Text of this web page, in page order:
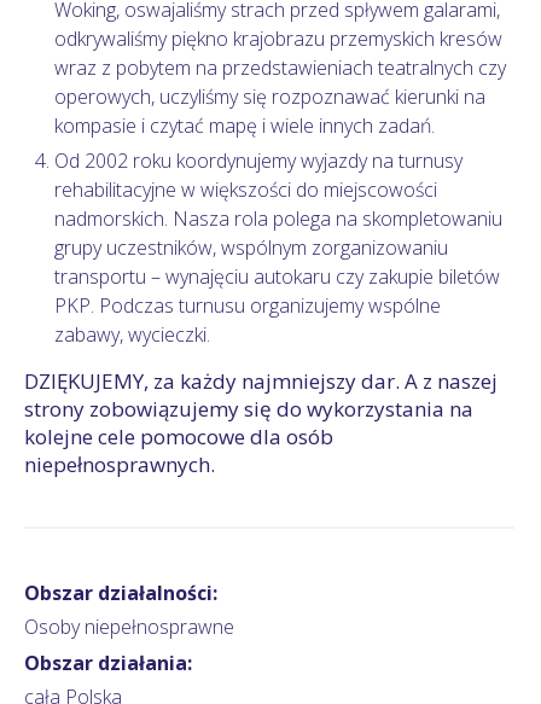
Woking, oswajaliśmy strach przed spływem galarami,
odkrywaliśmy piękno krajobrazu przemyskich kresów
wraz z pobytem na przedstawieniach teatralnych czy
operowych, uczyliśmy się rozpoznawać kierunki na
kompasie i czytać mapę i wiele innych zadań.
Od 2002 roku koordynujemy wyjazdy na turnusy
rehabilitacyjne w większości do miejscowości
nadmorskich. Nasza rola polega na skompletowaniu
grupy uczestników, wspólnym zorganizowaniu
transportu – wynajęciu autokaru czy zakupie biletów
PKP. Podczas turnusu organizujemy wspólne
zabawy, wycieczki.
DZIĘKUJEMY, za każdy najmniejszy dar. A z naszej
strony zobowiązujemy się do wykorzystania na
kolejne cele pomocowe dla osób
niepełnosprawnych.
Obszar działalności:
Osoby niepełnosprawne
Obszar działania:
cała Polska